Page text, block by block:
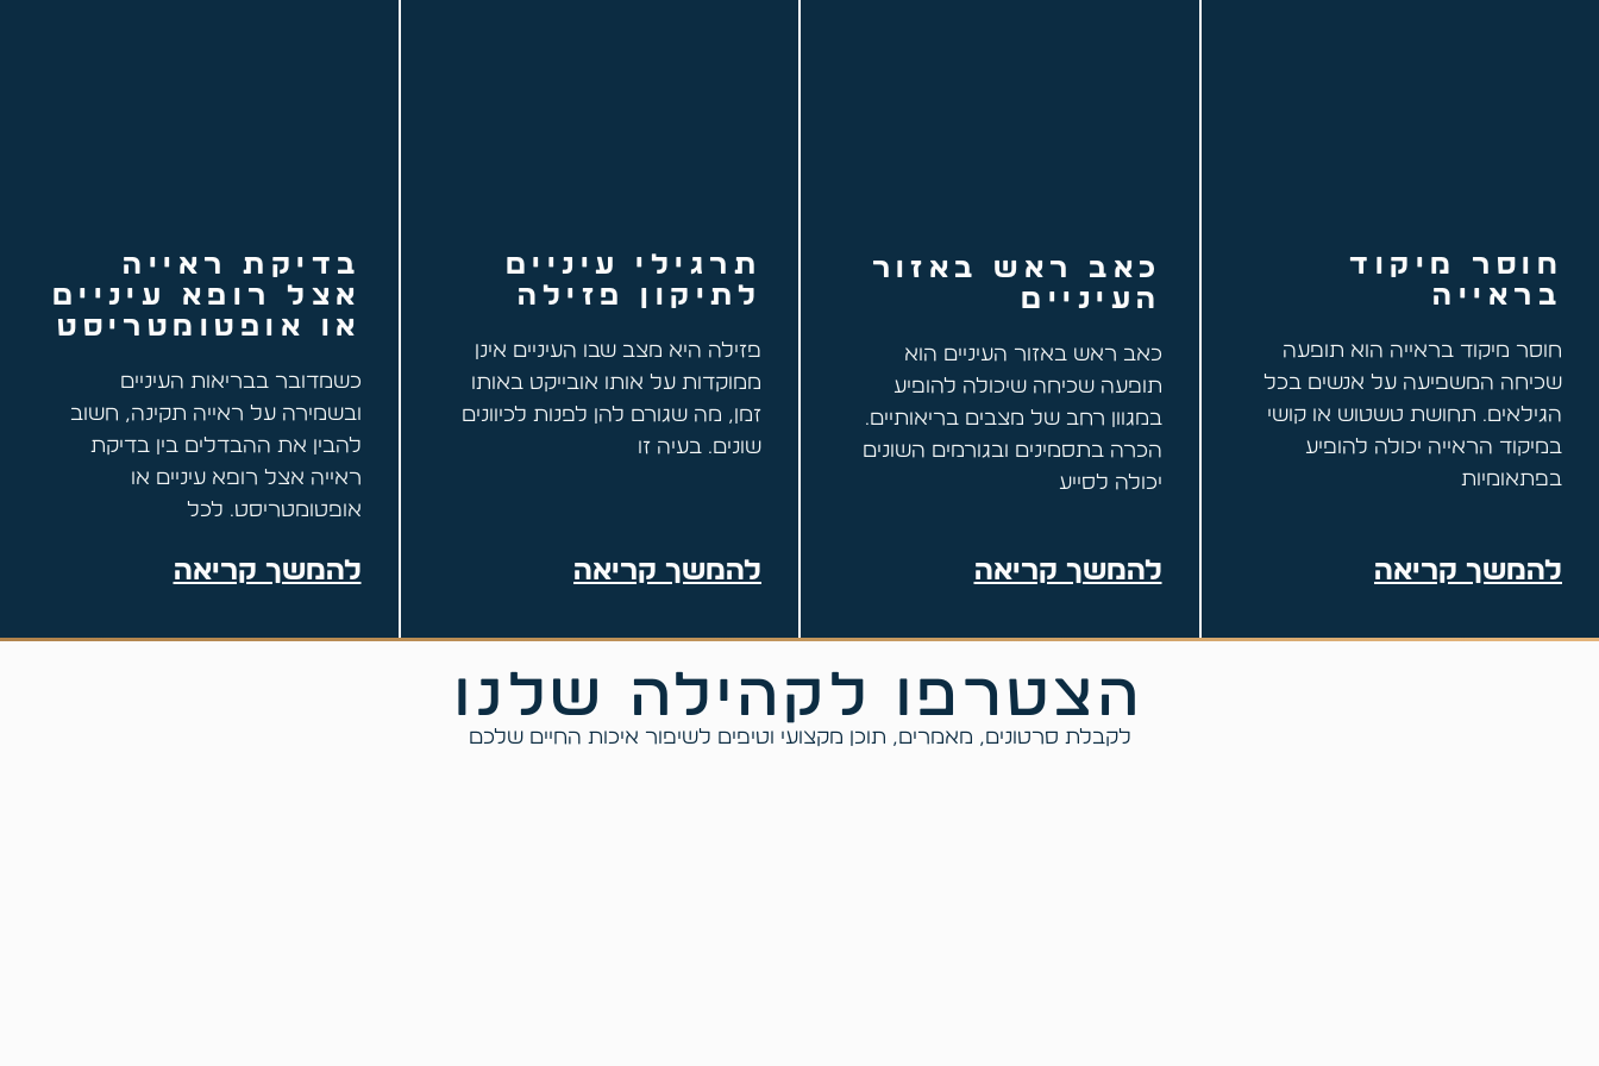
חוסר מיקוד
בראייה
חוסר מיקוד בראייה הוא תופעה
שכיחה המשפיעה על אנשים בכל
הגילאים. תחושת טשטוש או קושי
במיקוד הראייה יכולה להופיע
בפתאומיות
להמשך קריאה
כאב ראש באזור
העיניים
כאב ראש באזור העיניים הוא
תופעה שכיחה שיכולה להופיע
במגוון רחב של מצבים בריאותיים.
הכרה בתסמינים ובגורמים השונים
יכולה לסייע
להמשך קריאה
תרגילי עיניים
לתיקון פזילה
פזילה היא מצב שבו העיניים אינן
ממוקדות על אותו אובייקט באותו
זמן, מה שגורם להן לפנות לכיוונים
שונים. בעיה זו
להמשך קריאה
בדיקת ראייה
אצל רופא עיניים
או אופטומטריסט
כשמדובר בבריאות העיניים
ובשמירה על ראייה תקינה, חשוב
להבין את ההבדלים בין בדיקת
ראייה אצל רופא עיניים או
אופטומטריסט. לכל
להמשך קריאה
הצטרפו לקהילה שלנו
לקבלת סרטונים, מאמרים, תוכן מקצועי וטיפים לשיפור איכות החיים שלכם